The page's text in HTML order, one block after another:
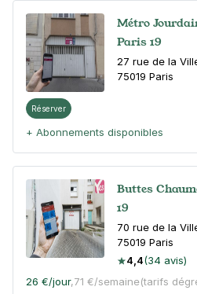
Métro
Paris 19
27 rue de la
75019 Paris
Réserver
+ Abonnements disponibles
Buttes
19
70 rue de la
75019 Paris
4,4(34 avis)
26 €/jour,71 €/semaine(tarifs